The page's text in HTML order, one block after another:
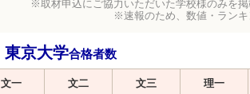
※取材申込にご協力いただいた学校様のみを
※速報のため、数値・ランキ
東京大学合格者数
文一 文二 文三 理一